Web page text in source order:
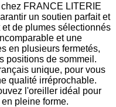
FRANCE LITERIE
un soutien parfait et
de plumes sélectionnés
et une
en plusieurs fermetés,
positions de sommeil.
unique, pour vous
qualité irréprochable.
l'oreiller idéal pour
pleine forme.